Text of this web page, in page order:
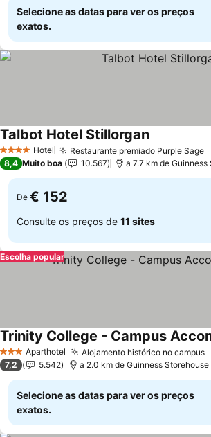
Selecione as datas para ver os preços
exatos.
4 EstrelasHotel Restaurante premiado Purple Sage
Talbot Hotel StillorganVer preços
8,4 Muito boa 10.567 a 7.7 km de Guinness
De € 152
Consulte os preços de 11 sites
Escolha popular
3 EstrelasAparthotel Alojamento histórico no campus
Trinity College - Campus
7,2 5.542 a 2.0 km de Guinness Storehouse
Selecione as datas para ver os preços
exatos.